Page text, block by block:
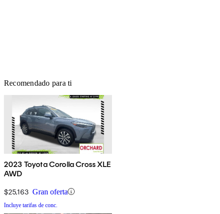
Recomendado para ti
2023 Toyota Corolla Cross XLE
AWD
$25,163 Gran oferta
Incluye tarifas de conc.